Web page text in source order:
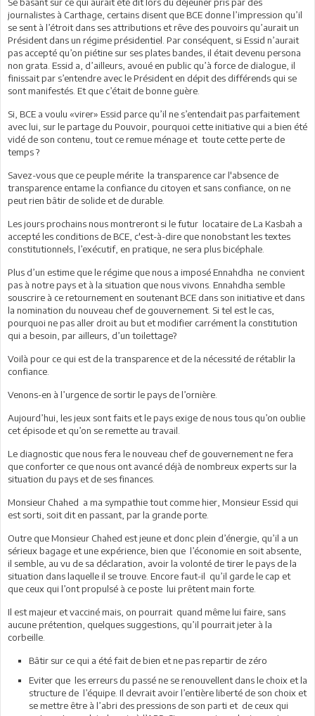
journalistes à Carthage, certains disent que BCE donne l’impression qu’il
se sent à l’étroit dans ses attributions et rêve des pouvoirs qu’aurait un
Président dans un régime présidentiel. Par conséquent, si Essid n’aurait
pas accepté qu’on piétine sur ses plates bandes, il était devenu persona
non grata. Essid a, d’ailleurs, avoué en public qu’à force de dialogue, il
finissait par s’entendre avec le Président en dépit des différends qui se
sont manifestés. Et que c’était de bonne guère.
Si, BCE a voulu «virer» Essid parce qu’il ne s’entendait pas parfaitement
avec lui, sur le partage du Pouvoir, pourquoi cette initiative qui a bien été
vidé de son contenu, tout ce remue ménage et toute cette perte de
temps ?
Savez-vous que ce peuple mérite la transparence car l'absence de
transparence entame la confiance du citoyen et sans confiance, on ne
peut rien bâtir de solide et de durable.
Les jours prochains nous montreront si le futur locataire de La Kasbah a
accepté les conditions de BCE, c'est-à-dire que nonobstant les textes
constitutionnels, l’exécutif, en pratique, ne sera plus bicéphale.
Plus d’un estime que le régime que nous a imposé Ennahdha ne convient
pas à notre pays et à la situation que nous vivons. Ennahdha semble
souscrire à ce retournement en soutenant BCE dans son initiative et dans
la nomination du nouveau chef de gouvernement. Si tel est le cas,
pourquoi ne pas aller droit au but et modifier carrément la constitution
qui a besoin, par ailleurs, d’un toilettage?
Voilà pour ce qui est de la transparence et de la nécessité de rétablir la
confiance.
Venons-en à l’urgence de sortir le pays de l’ornière.
Aujourd’hui, les jeux sont faits et le pays exige de nous tous qu’on oublie
cet épisode et qu’on se remette au travail.
Le diagnostic que nous fera le nouveau chef de gouvernement ne fera
que conforter ce que nous ont avancé déjà de nombreux experts sur la
situation du pays et de ses finances.
Monsieur Chahed a ma sympathie tout comme hier, Monsieur Essid qui
est sorti, soit dit en passant, par la grande porte.
Outre que Monsieur Chahed est jeune et donc plein d’énergie, qu’il a un
sérieux bagage et une expérience, bien que l’économie en soit absente,
il semble, au vu de sa déclaration, avoir la volonté de tirer le pays de la
situation dans laquelle il se trouve. Encore faut-il qu’il garde le cap et
que ceux qui l’ont propulsé à ce poste lui prêtent main forte.
Il est majeur et vacciné mais, on pourrait quand même lui faire, sans
aucune prétention, quelques suggestions, qu’il pourrait jeter à la
corbeille.
Bâtir sur ce qui a été fait de bien et ne pas repartir de zéro
Eviter que les erreurs du passé ne se renouvellent dans le choix et la
structure de l’équipe. Il devrait avoir l’entière liberté de son choix et
se mettre être à l’abri des pressions de son parti et de ceux qui